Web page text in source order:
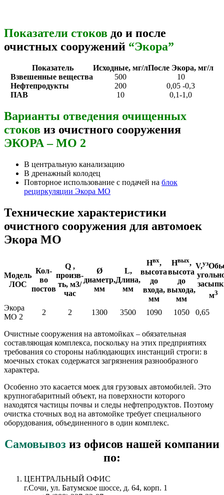
Показатели стоков до и после
очистных сооружений “Экора”
Показатель Исходные, мг/лПосле Экора, мг/л
Взвешенные вещества
500
10
Нефтепродукты
200
0,05 -0,3
ПАВ
10 0,1-1,0
Варианты отведения очищенных
стоков из очистного сооружения
ЭКОРА – МО 2
В центральную канализацию
В дренажный колодец
Повторное использование с подачей на блок
рециркуляции Экора МО
Технические характеристики
очистного сооружения для автомоек
Экора МО
Модель
ЛОС
Кол-
во
постов
Q ,
произв-
ть, м3/
час
Ø
диаметр,
мм
L,
Длина,
мм
Нвх,
высота
до
входа,
мм
Нвых,
высота
до
выхода,
мм
V,уз
м3
Экора
МО 2
2 2 1300 3500 1090 1050 0,65
Очистные сооружения на автомойках – обязательная
составляющая комплекса, поскольку на этих предприятиях
требования со стороны наблюдающих инстанций строги: в
моечных стоках содержатся загрязнения разнообразного
характера.
Особенно это касается моек для грузовых автомобилей. Это
крупногабаритный объект, на поверхности которого
находятся частицы почвы и следы нефтепродуктов. Поэтому
очистка сточных вод на автомойке требует специального
оборудования, объединенного в один комплекс.
Самовывоз из офисов нашей компании
по:
ЦЕНТРАЛЬНЫЙ ОФИС
г.Сочи, ул. Батумское шоссе, д. 64, корп. 1